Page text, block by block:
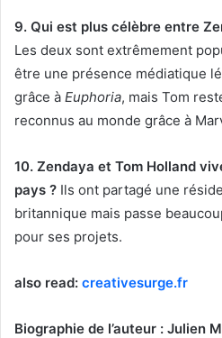
9. Qui est plus célèbre entre
Les deux sont extrêmement
être une présence médiatique
grâce à Euphoria, mais Tom
reconnus au monde grâce à
10. Zendaya et Tom Holland
pays ? Ils ont partagé une
britannique mais passe
pour ses projets.
also read: creativesurge.fr
Biographie de l’auteur : Julien